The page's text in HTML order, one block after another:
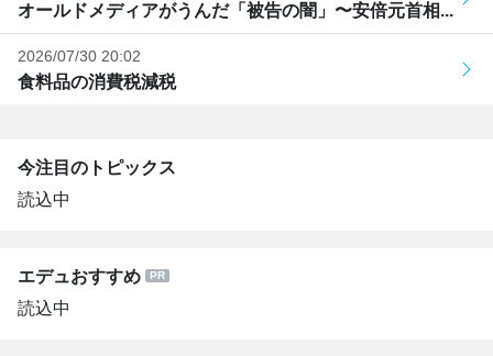
オールドメディアがうんだ「被告の闇」〜安倍元首相...
2026/07/30 20:02
食料品の消費税減税
今注目のトピックス
読込中
エデュおすすめ
読込中